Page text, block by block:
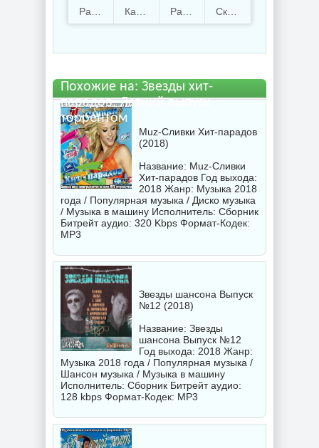
парадов. Летний
бесплатно
34 64 691.07 Mb
Похожие на: Звезды хит-
парадов. Летний выпуск
торрентом
Muz-Сливки Хит-парадов
(2018)
Название: Muz-Сливки
Хит-парадов Год выхода:
2018 Жанр: Музыка 2018
года / Популярная музыка / Диско музыка
/ Музыка в машину Исполнитель: Сборник
Битрейт аудио: 320 Kbps Формат-Кодек:
MP3
Звезды шансона Выпуск
№12 (2018)
Название: Звезды
шансона Выпуск №12
Год выхода: 2018 Жанр:
Музыка 2018 года / Популярная музыка /
Шансон музыка / Музыка в машину
Исполнитель: Сборник Битрейт аудио:
128 kbps Формат-Кодек: MP3